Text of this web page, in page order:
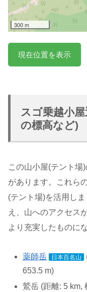
300 m
現在位置を表示
スゴ乗越小
の標高など)
この山小屋(テント場
があります。これら
(テント場)を活用し
え、山へのアクセス
より充実したものに
薬師岳 日本百名山
653.5 m)
鷲岳 (距離: 5 km,